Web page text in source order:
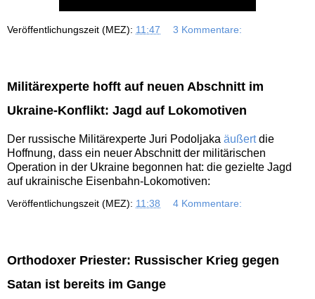
Veröffentlichungszeit (MEZ): 11:47 3 Kommentare:
Militärexperte hofft auf neuen Abschnitt im
Ukraine-Konflikt: Jagd auf Lokomotiven
Der russische Militärexperte Juri Podoljaka äußertdie
Hoffnung, dass ein neuer Abschnitt der militärischen
Operation in der Ukraine begonnen hat: die gezielte Jagd
auf ukrainische Eisenbahn-Lokomotiven:
Veröffentlichungszeit (MEZ): 11:38 4 Kommentare:
Orthodoxer Priester: Russischer Krieg gegen
Satan ist bereits im Gange